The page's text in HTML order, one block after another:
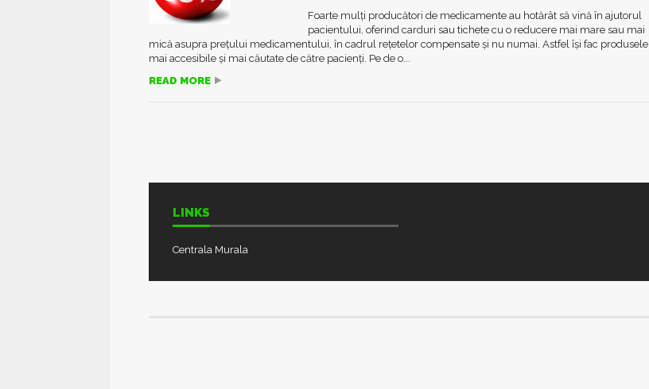
Foarte mulți producători de medicamente au hotărât să vină în ajutorul
pacientului, oferind carduri sau tichete cu o reducere mai mare sau mai
mică asupra prețului medicamentului, în cadrul rețetelor compensate și nu numai. Astfel își fac produsele
mai accesibile și mai căutate de către pacienți. Pe de o...
READ MORE
LINKS
Centrala Murala